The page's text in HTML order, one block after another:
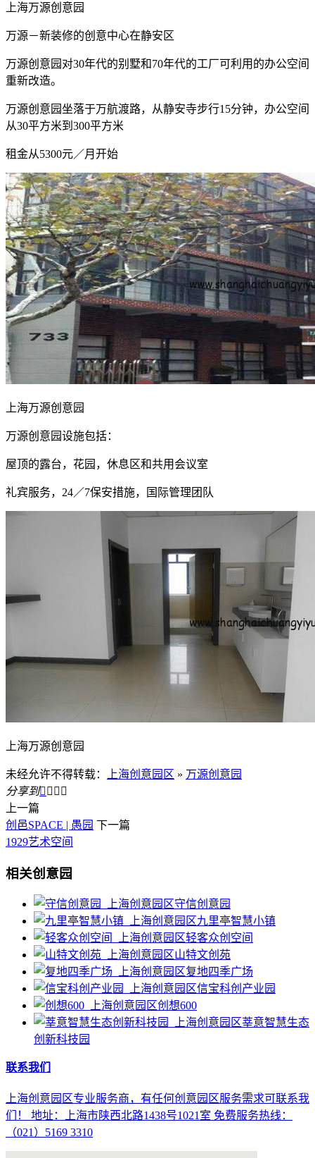
上海万源创意园
万源－新装修的创意中心在静安区
万源创意园对30年代的别墅和70年代的工厂可利用的办公空间
重新改造。
万源创意园坐落于万航渡路，从静安寺步行15分钟，办公空间
从30平方米到300平方米
租金从5300元／月开始
上海万源创意园
万源创意园设施包括：
屋顶的露台，花园，休息区和共用会议室
礼宾服务，24／7保安措施，国际管理团队
上海万源创意园
未经允许不得转载： 上海创意园区 » 万源创意园
分享到   
上一篇
创邑SPACE | 愚园 下一篇
1929艺术空间
相关创意园
守信创意园
九里亭智慧小镇
轻客众创空间
山特文创苑
复地四季广场
信宝科创产业园
创想600
莘意智慧生态
创新科技园
联系我们
上海创意园区专业服务商，有任何创意园区服务需求可联系我
们！ 地址：上海市陕西北路1438号1021室 免费服务热线：
（021）5169 3310